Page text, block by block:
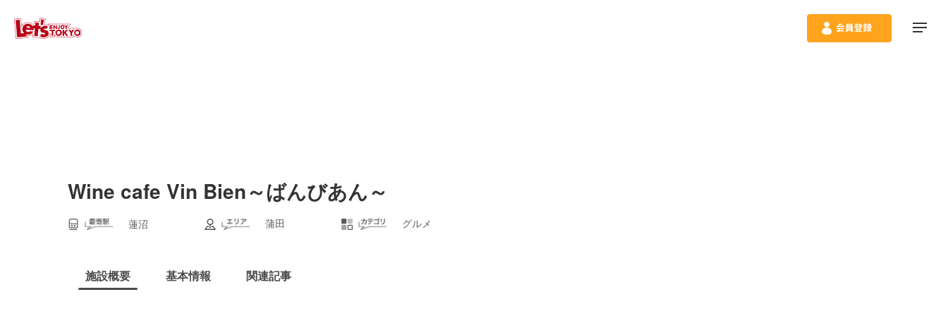
Wine cafe Vin Bien～ばんびあん～
蓮沼 蒲田 グルメ
施設概要 基本情報 関連記事